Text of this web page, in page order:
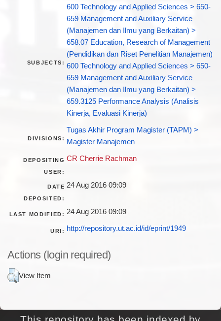
SUBJECTS:
600 Technology and Applied Sciences > 650-
659 Management and Auxiliary Service
(Manajemen dan Ilmu yang Berkaitan) >
658.07 Education, Research of Management
(Pendidikan dan Riset Penelitian Manajemen)
600 Technology and Applied Sciences > 650-
659 Management and Auxiliary Service
(Manajemen dan Ilmu yang Berkaitan) >
659.3125 Performance Analysis (Analisis
Kinerja, Evaluasi Kinerja)
DIVISIONS:
Tugas Akhir Program Magister (TAPM) >
Magister Manajemen
DEPOSITING
USER:
CR Cherrie Rachman
DATE
DEPOSITED:
24 Aug 2016 09:09
LAST MODIFIED: 24 Aug 2016 09:09
URI: http://repository.ut.ac.id/id/eprint/1949
Actions (login required)
View Item